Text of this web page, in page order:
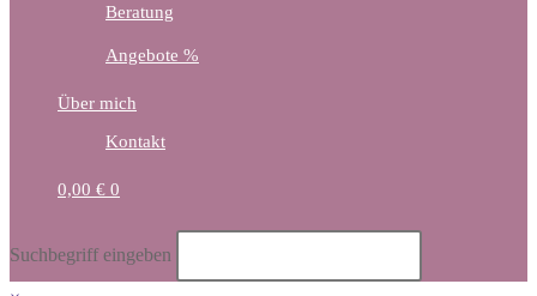
Beratung
Angebote %
Über mich
Kontakt
0,00 € 0
Diese
Website
Suchbegriff eingeben